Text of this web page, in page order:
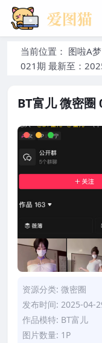
当前位置： 图啦A梦
021期 最新至：
BT富儿 微密圈
资源分类: 微密圈
发布时间: 2025-04-
作品模特: BT富儿
图片数量: 1P